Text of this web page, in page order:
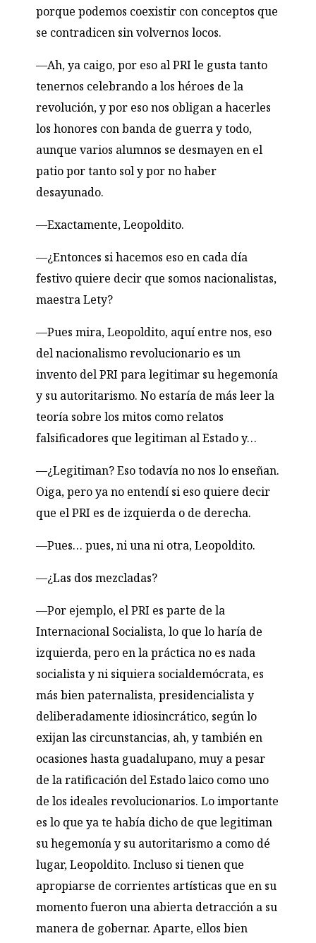
porque podemos coexistir con conceptos que
se contradicen sin volvernos locos.
—Ah, ya caigo, por eso alPRIle gusta tanto
tenernos celebrando a los héroes de la
revolución, y por eso nos obligan a hacerles
los honores con banda de guerra y todo,
aunque varios alumnos se desmayen en el
patio por tanto sol y por no haber
desayunado.
—Exactamente, Leopoldito.
—¿Entonces si hacemos eso en cada día
festivo quiere decir que somos nacionalistas,
maestra Lety?
—Pues mira, Leopoldito, aquí entre nos, eso
del nacionalismo revolucionario es un
invento delPRIpara legitimar su hegemonía
y su autoritarismo. No estaría de más leer la
teoría sobre los mitos como relatos
falsificadores que legitiman al Estado y…
—¿Legitiman? Eso todavía no nos lo enseñan.
Oiga, pero ya no entendí si eso quiere decir
que elPRI es de izquierda o de derecha.
—Pues… pues, ni una ni otra, Leopoldito.
—¿Las dos mezcladas?
—Por ejemplo, elPRI es parte de la
Internacional Socialista, lo que lo haría de
izquierda, pero en la práctica no es nada
socialista y ni siquiera socialdemócrata, es
más bien paternalista, presidencialista y
deliberadamente idiosincrático, según lo
exijan las circunstancias, ah, y también en
ocasiones hasta guadalupano, muy a pesar
de la ratificación del Estado laico como uno
de los ideales revolucionarios. Lo importante
es lo que ya te había dicho de que legitiman
su hegemonía y su autoritarismo a como dé
lugar, Leopoldito. Incluso si tienen que
apropiarse de corrientes artísticas que en su
momento fueron una abierta detracción a su
manera de gobernar. Aparte, ellos bien